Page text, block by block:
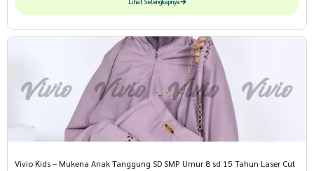
Vivio Kids – Mukena Anak Tanggung SD SMP Umur 8 sd 15 Tahun Laser Cut